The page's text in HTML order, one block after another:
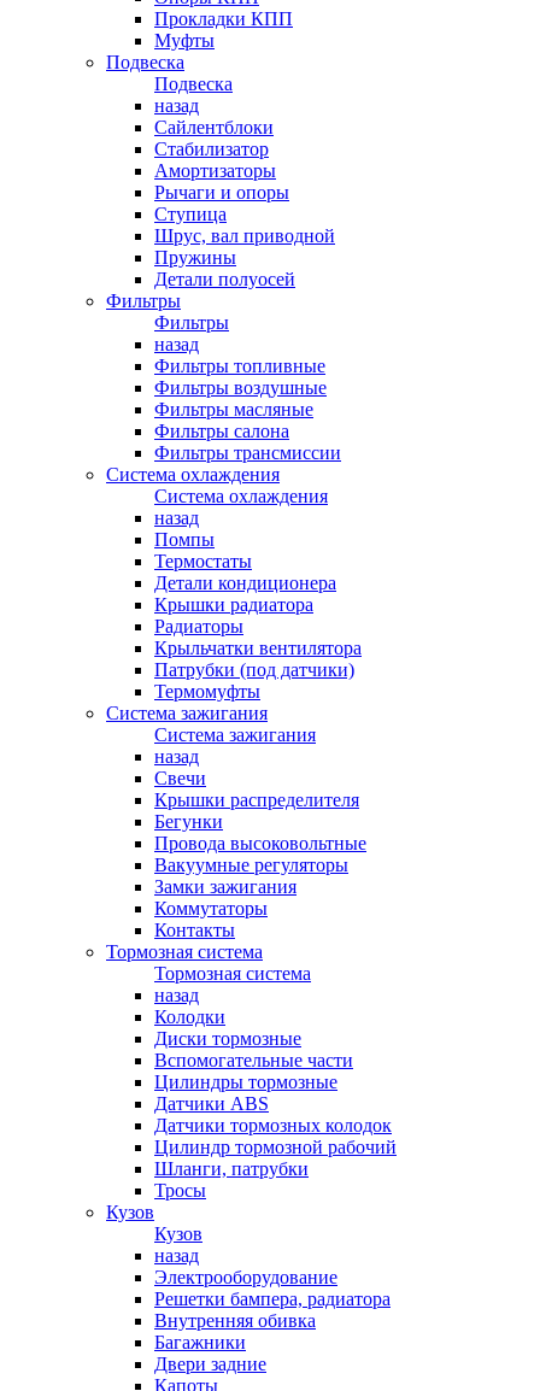
Прокладки КПП
Муфты
Подвеска
Подвеска
назад
Сайлентблоки
Стабилизатор
Амортизаторы
Рычаги и опоры
Ступица
Шрус, вал приводной
Пружины
Детали полуосей
Фильтры
Фильтры
назад
Фильтры топливные
Фильтры воздушные
Фильтры масляные
Фильтры салона
Фильтры трансмиссии
Система охлаждения
Система охлаждения
назад
Помпы
Термостаты
Детали кондиционера
Крышки радиатора
Радиаторы
Крыльчатки вентилятора
Патрубки (под датчики)
Термомуфты
Система зажигания
Система зажигания
назад
Свечи
Крышки распределителя
Бегунки
Провода высоковольтные
Вакуумные регуляторы
Замки зажигания
Коммутаторы
Контакты
Тормозная система
Тормозная система
назад
Колодки
Диски тормозные
Вспомогательные части
Цилиндры тормозные
Датчики ABS
Датчики тормозных колодок
Цилиндр тормозной рабочий
Шланги, патрубки
Тросы
Кузов
Кузов
назад
Электрооборудование
Решетки бампера, радиатора
Внутренняя обивка
Багажники
Двери задние
Капоты